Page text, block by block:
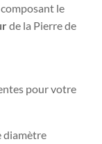
composant le
de la Pierre de
pour votre
diamètre